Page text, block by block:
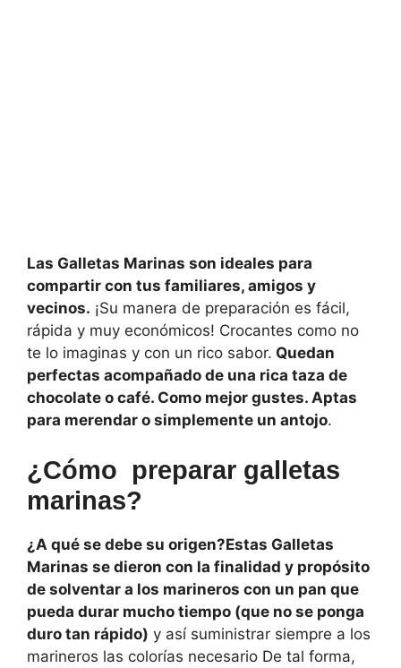
Las Galletas Marinas son ideales para
compartir con tus familiares, amigos y
vecinos. ¡Su manera de preparación es fácil,
rápida y muy económicos! Crocantes como no
te lo imaginas y con un rico sabor. Quedan
perfectas acompañado de una rica taza de
chocolate o café. Como mejor gustes. Aptas
para merendar o simplemente un antojo.
¿Cómo preparar galletas
marinas?
¿A qué se debe su origen?Estas Galletas
Marinas se dieron con la finalidad y propósito
de solventar a los marineros con un pan que
pueda durar mucho tiempo (que no se ponga
duro tan rápido) y así suministrar siempre a los
marineros las colorías necesario De tal forma,